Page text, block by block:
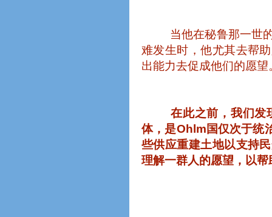
当他在秘鲁那一世
难发生时，他尤其去帮
出能力去促成他们的愿望
在此之前，我们发
体，是Ohlm国仅次于统
些供应重建土地以支持
理解一群人的愿望，以